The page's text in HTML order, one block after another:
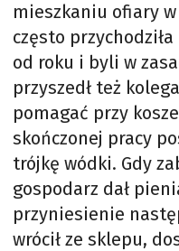
mieszkaniu ofiary
często
od roku i byli w
przyszedł też
pomagać przy
skończonej pracy
trójkę wódki. Gdy
gospodarz dał
przyniesienie
wrócił ze sklepu,